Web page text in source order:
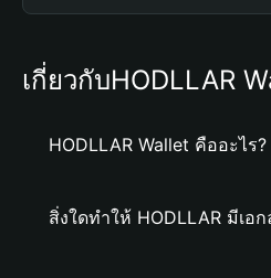
เกี่ยวกับHODLLAR
HODLLAR Wallet คืออะไร?
สิ่งใดทำให้ HODLLAR มีเอ